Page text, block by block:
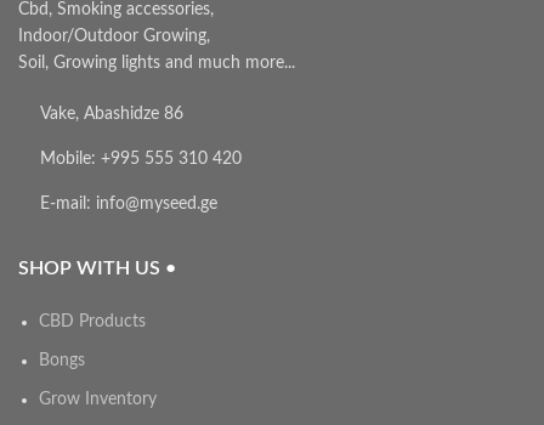
Cbd, Smoking accessories,
Indoor/Outdoor Growing,
Soil, Growing lights and much more...
Vake, Abashidze 86
Mobile: +995 555 310 420
E-mail: info@myseed.ge
SHOP WITH US •
CBD Products
Bongs
Grow Inventory